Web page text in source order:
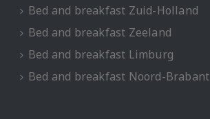
Bed and breakfast Zuid-Holland
Bed and breakfast Zeeland
Bed and breakfast Limburg
Bed and breakfast Noord-Brabant